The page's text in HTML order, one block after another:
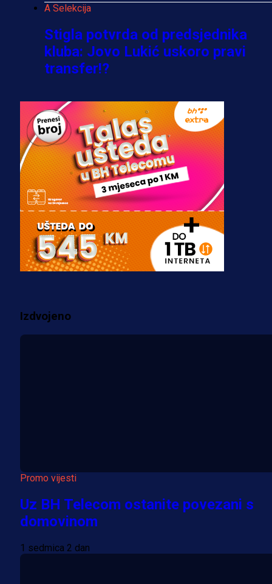
A Selekcija
Stigla potvrda od predsjednika
kluba: Jovo Lukić uskoro pravi
transfer!?
A Selekcija
Zmajevi dobili veliko pojačanje:
Fudbaler Olympiacosa želi obući
dres BiH!
3 sedmica 5 dan
Premijer liga BiH
Misimović priveden: SIPA ga tereti
za pranje novca, pretresaju
prostorije FK Borac!
Više vijesti
Izdvojeno
Promo vijesti
Uz BH Telecom ostanite povezani s
domovinom
1 sedmica 2 dan